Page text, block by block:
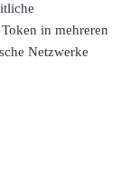
in mehreren
Netzwerke